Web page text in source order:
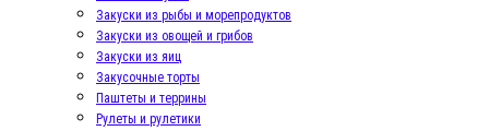
Закуски из рыбы и морепродуктов
Закуски из овощей и грибов
Закуски из яиц
Закусочные торты
Паштеты и террины
Рулеты и рулетики